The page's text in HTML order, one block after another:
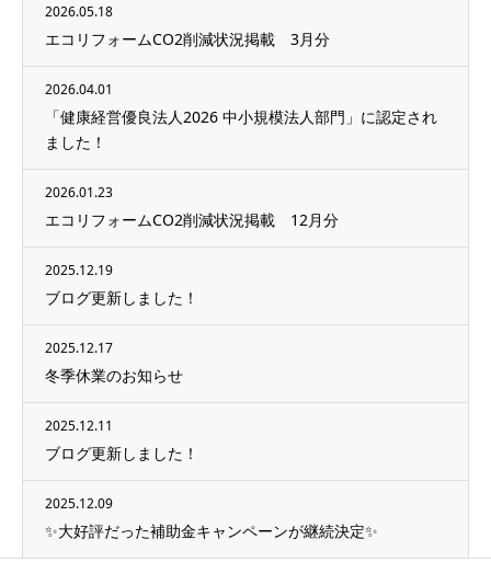
2026.05.18
エコリフォームCO2削減状況掲載 3月分
2026.04.01
「健康経営優良法人2026 中小規模法人部門」に認定され
ました！
2026.01.23
エコリフォームCO2削減状況掲載 12月分
2025.12.19
ブログ更新しました！
2025.12.17
冬季休業のお知らせ
2025.12.11
ブログ更新しました！
2025.12.09
✨大好評だった補助金キャンペーンが継続決定✨